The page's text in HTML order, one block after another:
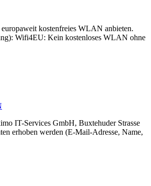
kostenfreies WLAN anbieten.
Wifi4EU: Kein kostenloses WLAN ohne
IT-Services GmbH, Buxtehuder Strasse
erhoben werden (E-Mail-Adresse, Name,